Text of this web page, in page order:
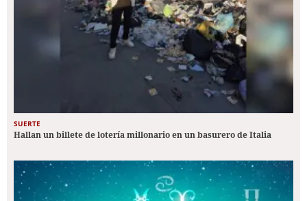
SUERTE
Hallan un billete de lotería millonario en un basurero de Italia